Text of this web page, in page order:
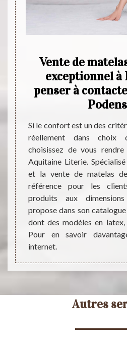
faire
qui
prix
Son
à
vous
Vente de
exceptionnel à
penser à
Si le confort est un des
réellement dans choix
choisissez de vous
Aquitaine Literie.
et la vente de matelas
référence pour les
produits aux
propose dans son
dont des modèles en
Pour en savoir
internet.
Autres